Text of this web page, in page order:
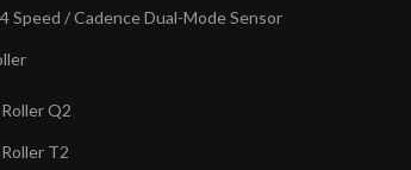
Speed / Cadence Dual-Mode Sensor
Q2
T2